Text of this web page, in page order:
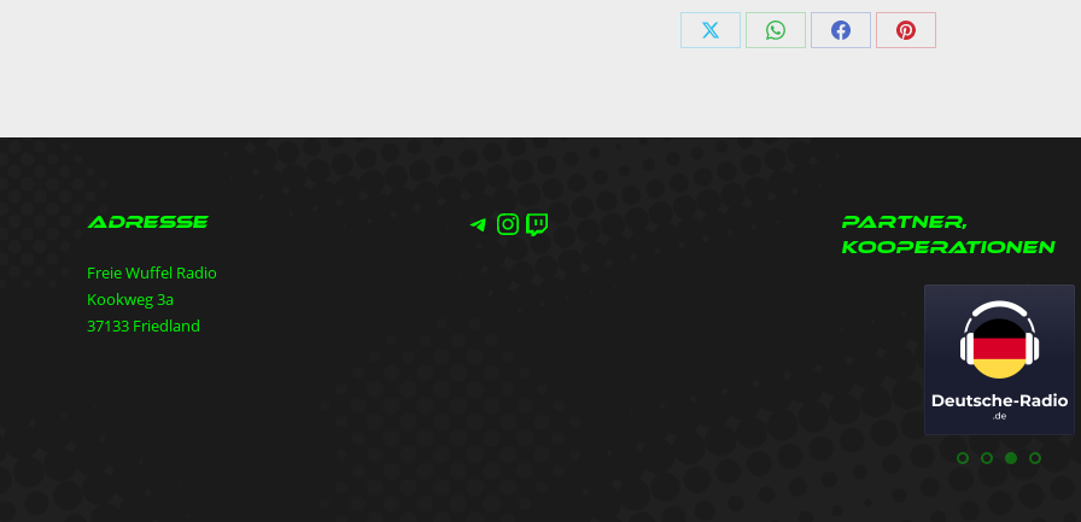
Teilen Teilen Teilen Teilen
Adresse
Freie Wuffel Radio
Kookweg 3a
37133 Friedland
Telegram
Instagram
Twitch
Partner,
Kooperationen